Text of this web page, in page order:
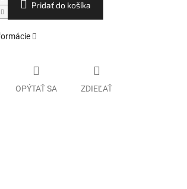
Pridať do košíka
OPÝTAŤ SA ZDIEĽAŤ